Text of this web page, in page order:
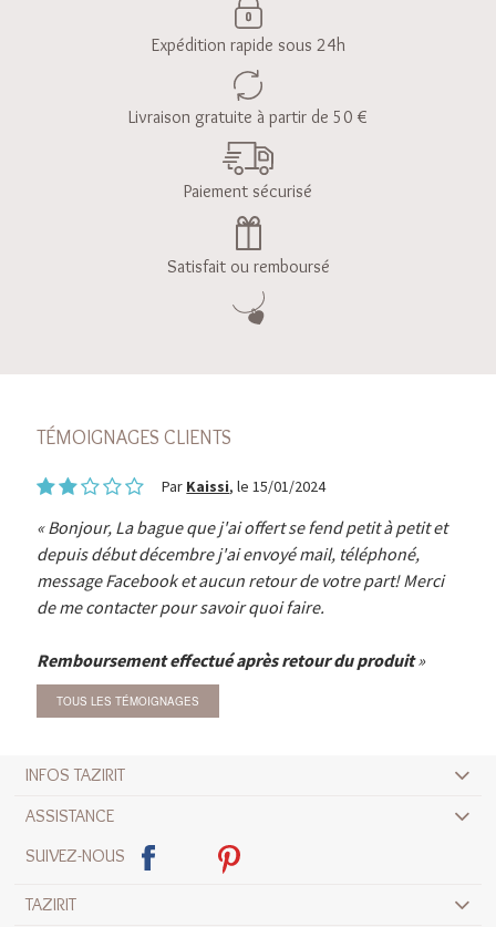
Expédition rapide sous 24h
Livraison gratuite à partir de 50 €
Paiement sécurisé
Satisfait ou remboursé
TÉMOIGNAGES CLIENTS
Par Kaissi, le 15/01/2024
Bonjour, La bague que j'ai offert se fend petit à petit et
depuis début décembre j'ai envoyé mail, téléphoné,
message Facebook et aucun retour de votre part! Merci
de me contacter pour savoir quoi faire.
Remboursement effectué après retour du produit
TOUS LES TÉMOIGNAGES
INFOS TAZIRIT
ASSISTANCE
SUIVEZ-NOUS
TAZIRIT